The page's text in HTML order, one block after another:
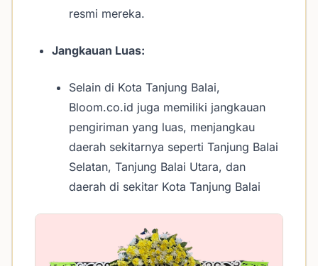
resmi mereka.
Jangkauan Luas:
Selain di Kota Tanjung Balai,
Bloom.co.id juga memiliki jangkauan
pengiriman yang luas, menjangkau
daerah sekitarnya seperti Tanjung Balai
Selatan, Tanjung Balai Utara, dan
daerah di sekitar Kota Tanjung Balai